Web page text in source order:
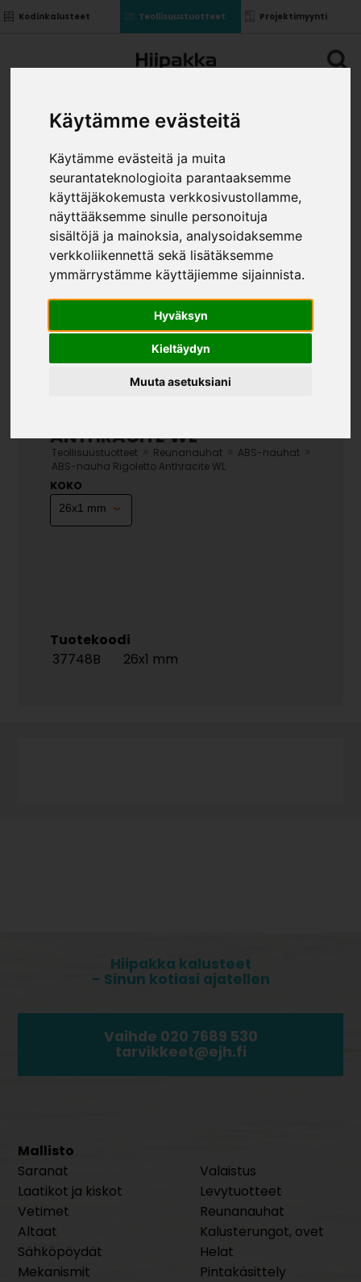
Käytämme evästeitä
Käytämme evästeitä ja muita
seurantateknologioita parantaaksemme
käyttäjäkokemusta verkkosivustollamme,
näyttääksemme sinulle personoituja
sisältöjä ja mainoksia, analysoidaksemme
verkkoliikennettä sekä lisätäksemme
ymmärrystämme käyttäjiemme sijainnista.
Hyväksyn
Kieltäydyn
Muuta asetuksiani
Kodinkalusteet Teollisuustuotteet Projektimyynti
ANTHRACITE WL
Teollisuustuotteet Reunanauhat ABS-nauhat
ABS-nauha Rigoletto Anthracite WL
KOKO
Tuotekoodi
37748B
26x1 mm
Hiipakka kalusteet
- Sinun kotiasi ajatellen
Vaihde 020 7689 530
tarvikkeet@ejh.fi
Mallisto
Saranat
Laatikot ja kiskot
Vetimet
Altaat
Sähköpöydät
Mekanismit
Valaistus
Levytuotteet
Reunanauhat
Kalusterungot, ovet
Helat
Pintakäsittely